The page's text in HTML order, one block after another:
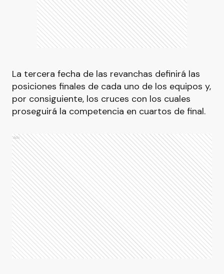
La tercera fecha de las revanchas definirá las
posiciones finales de cada uno de los equipos y,
por consiguiente, los cruces con los cuales
proseguirá la competencia en cuartos de final.
Ads